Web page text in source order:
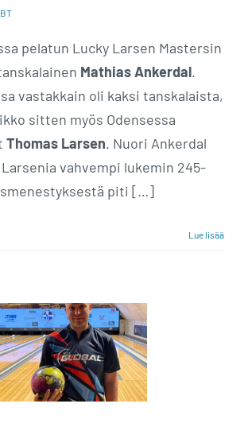
pelatun Lucky Larsen Mastersin
Mathias Ankerdal.
vastakkain oli kaksi tanskalaista,
sitten myös Odensessa
Thomas Larsen. Nuori Ankerdal
vahvempi lukemin 245-
piti […]
Lue lisää
Lucky Larsen
Masters